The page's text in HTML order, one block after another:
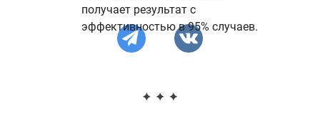
получает результат с
эффективностью в 95% случаев.